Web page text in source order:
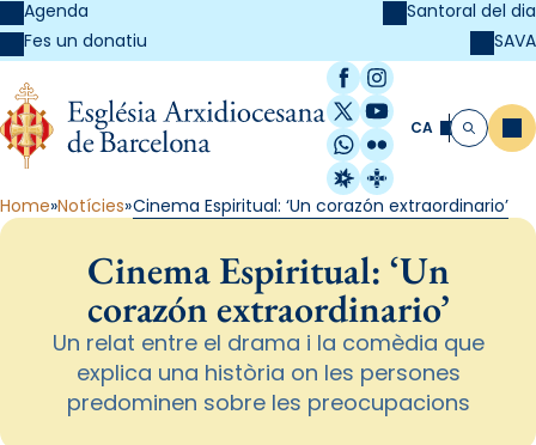
Agenda
Fes un donatiu
Santoral del dia
SAVA
Facebook
Instagram
X / Twitter
YouTube
WhatsApp
Flickr
Radio Estel
Catalunya
CA Cerca
Home Notícies Cinema Espiritual: ‘Un corazón extraordinario’
Cinema Espiritual: ‘Un
corazón extraordinario’
Un relat entre el drama i la comèdia que
explica una història on les persones
predominen sobre les preocupacions